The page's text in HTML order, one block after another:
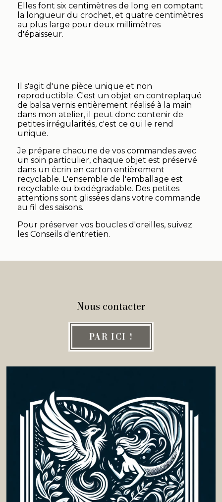
Elles font six centimètres de long en comptant
la longueur du crochet, et quatre centimètres
au plus large pour deux millimètres
d'épaisseur.
Il s'agit d'une pièce unique et non
reproductible. C'est un objet en contreplaqué
de balsa vernis entièrement réalisé à la main
dans mon atelier, il peut donc contenir de
petites irrégularités, c'est ce qui le rend
unique.
Je prépare chacune de vos commandes avec
un soin particulier, chaque objet est préservé
dans un écrin en carton entièrement
recyclable. L'ensemble de l'emballage est
recyclable ou biodégradable. Des petites
attentions sont glissées dans votre commande
au fil des saisons.
Pour préserver vos boucles d'oreilles, suivez
les Conseils d'entretien.
Nous contacter
PAR ICI !